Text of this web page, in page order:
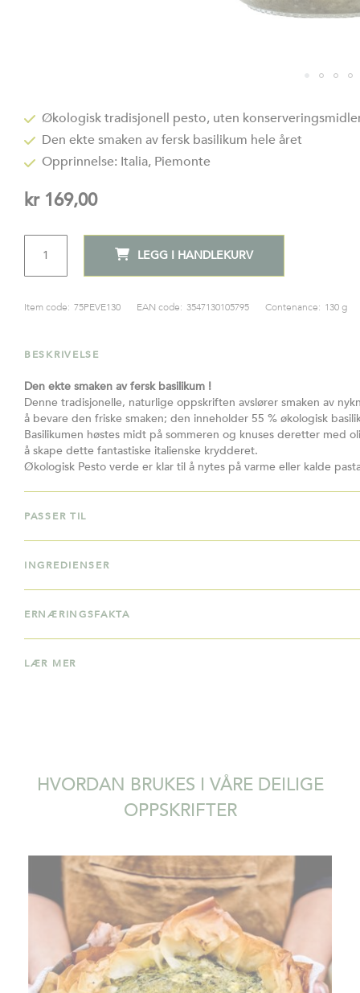
begynnelsen
av
bildegalleri
​Økologisk tradisjonell pesto, uten
Den ekte smaken av fersk basilikum hele året ​
Opprinnelse: Italia, Piemonte
kr 169,00
ANTALL
LEGG I HANDLEKURV
Item code: 75PEVE130 EAN code: 3547130105795 Contenance: 130 g
BESKRIVELSE
Den ekte smaken av fersk basilikum !
Denne tradisjonelle, naturlige oppskriften avslører smaken av
å bevare den friske smaken; den inneholder 55 % økologisk
Basilikumen høstes midt på sommeren og knuses deretter med
å skape dette fantastiske italienske krydderet.​
Økologisk Pesto verde er klar til å nytes på varme eller kalde
PASSER TIL
INGREDIENSER
ERNÆRINGSFAKTA
LÆR MER
HVORDAN BRUKES I VÅRE DEILIGE
OPPSKRIFTER